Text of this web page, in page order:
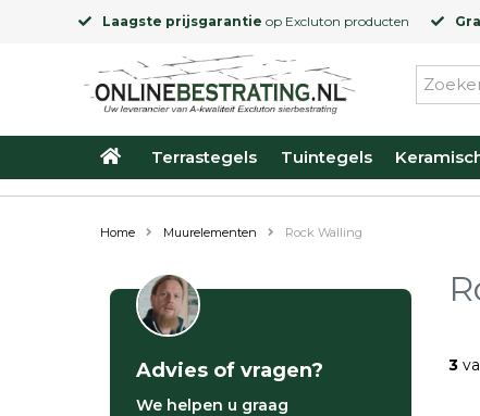
Laagste prijsgarantie op Excluton producten
Terrastegels Tuintegels
Home Muurelementen Rock Walling
Advies of vragen?
We helpen u graag
3